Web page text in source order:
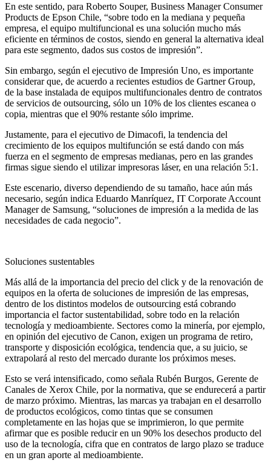
En este sentido, para Roberto Souper, Business Manager Consumer
Products de Epson Chile, “sobre todo en la mediana y pequeña
empresa, el equipo multifuncional es una solución mucho más
eficiente en términos de costos, siendo en general la alternativa ideal
para este segmento, dados sus costos de impresión”.
Sin embargo, según el ejecutivo de Impresión Uno, es importante
considerar que, de acuerdo a recientes estudios de Gartner Group,
de la base instalada de equipos multifuncionales dentro de contratos
de servicios de outsourcing, sólo un 10% de los clientes escanea o
copia, mientras que el 90% restante sólo imprime.
Justamente, para el ejecutivo de Dimacofi, la tendencia del
crecimiento de los equipos multifunción se está dando con más
fuerza en el segmento de empresas medianas, pero en las grandes
firmas sigue siendo el utilizar impresoras láser, en una relación 5:1.
Este escenario, diverso dependiendo de su tamaño, hace aún más
necesario, según indica Eduardo Manríquez, IT Corporate Account
Manager de Samsung, “soluciones de impresión a la medida de las
necesidades de cada negocio”.
Soluciones sustentables
Más allá de la importancia del precio del click y de la renovación de
equipos en la oferta de soluciones de impresión de las empresas,
dentro de los distintos modelos de outsourcing está cobrando
importancia el factor sustentabilidad, sobre todo en la relación
tecnología y medioambiente. Sectores como la minería, por ejemplo,
en opinión del ejecutivo de Canon, exigen un programa de retiro,
transporte y disposición ecológica, tendencia que, a su juicio, se
extrapolará al resto del mercado durante los próximos meses.
Esto se verá intensificado, como señala Rubén Burgos, Gerente de
Canales de Xerox Chile, por la normativa, que se endurecerá a partir
de marzo próximo. Mientras, las marcas ya trabajan en el desarrollo
de productos ecológicos, como tintas que se consumen
completamente en las hojas que se imprimieron, lo que permite
afirmar que es posible reducir en un 90% los desechos producto del
uso de la tecnología, cifra que en contratos de largo plazo se traduce
en un gran aporte al medioambiente.